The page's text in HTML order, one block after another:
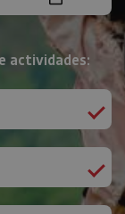
actividades: